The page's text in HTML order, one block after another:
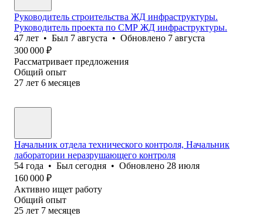
Руководитель строительства ЖД инфраструктуры.
Руководитель проекта по СМР ЖД инфраструктуры.
47 лет • Был 7 августа • Обновлено 7 августа
300 000 ₽
Рассматривает предложения
Общий опыт
27 лет 6 месяцев
Начальник отдела технического контроля, Начальник
лаборатории неразрушающего контроля
54 года • Был сегодня • Обновлено 28 июля
160 000 ₽
Активно ищет работу
Общий опыт
25 лет 7 месяцев